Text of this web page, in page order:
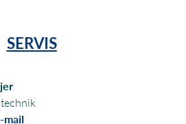
SERVIS
mail